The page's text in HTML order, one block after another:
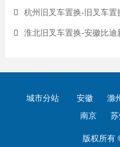
杭州旧叉车置换-旧叉车置
淮北旧叉车置换-安徽比
城市分站 安徽 滁
南京
苏
版权所有